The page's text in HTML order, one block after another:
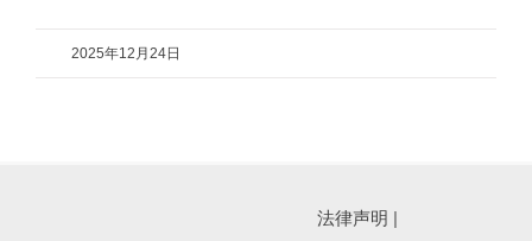
2025年12月24日
法律声明 |